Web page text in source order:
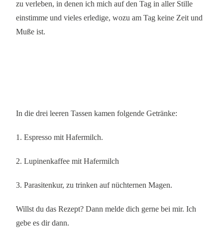
zu verleben, in denen ich mich auf den Tag in aller Stille
einstimme und vieles erledige, wozu am Tag keine Zeit und
Muße ist.
In die drei leeren Tassen kamen folgende Getränke:
1. Espresso mit Hafermilch.
2. Lupinenkaffee mit Hafermilch
3. Parasitenkur, zu trinken auf nüchternen Magen.
Willst du das Rezept? Dann melde dich gerne bei mir. Ich
gebe es dir dann.